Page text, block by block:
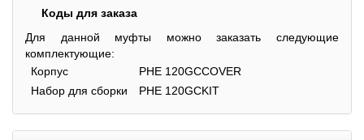
Коды для заказа
Для данной муфты можно заказать следующие
комплектующие:
Корпус
PHE 120GCCOVER
Набор для сборки
PHE 120GCKIT